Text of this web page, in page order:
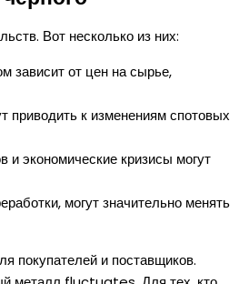
Вот несколько из них:
зависит от цен на сырье,
приводить к изменениям спотовых
экономические кризисы могут
могут значительно менять
покупателей и поставщиков.